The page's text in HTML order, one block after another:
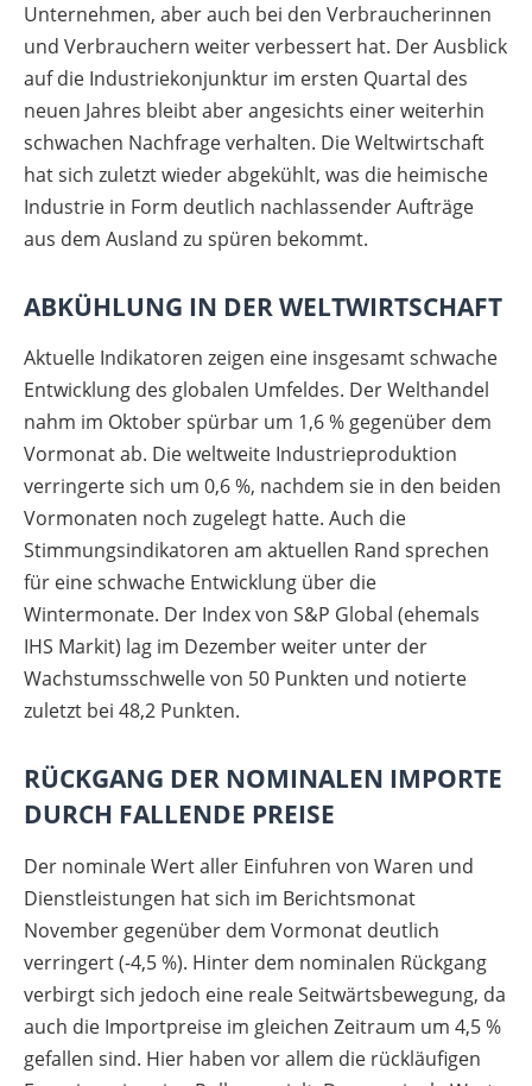
Unternehmen, aber auch bei den Verbraucherinnen
und Verbrauchern weiter verbessert hat. Der Ausblick
auf die Industriekonjunktur im ersten Quartal des
neuen Jahres bleibt aber angesichts einer weiterhin
schwachen Nachfrage verhalten. Die Weltwirtschaft
hat sich zuletzt wieder abgekühlt, was die heimische
Industrie in Form deutlich nachlassender Aufträge
aus dem Ausland zu spüren bekommt.
ABKÜHLUNG IN DER WELTWIRTSCHAFT
Aktuelle Indikatoren zeigen eine insgesamt schwache
Entwicklung des globalen Umfeldes. Der Welthandel
nahm im Oktober spürbar um 1,6 % gegenüber dem
Vormonat ab. Die weltweite Industrieproduktion
verringerte sich um 0,6 %, nachdem sie in den beiden
Vormonaten noch zugelegt hatte. Auch die
Stimmungsindikatoren am aktuellen Rand sprechen
für eine schwache Entwicklung über die
Wintermonate. Der Index von S&P Global (ehemals
IHS Markit) lag im Dezember weiter unter der
Wachstumsschwelle von 50 Punkten und notierte
zuletzt bei 48,2 Punkten.
RÜCKGANG DER NOMINALEN IMPORTE
DURCH FALLENDE PREISE
Der nominale Wert aller Einfuhren von Waren und
Dienstleistungen hat sich im Berichtsmonat
November gegenüber dem Vormonat deutlich
verringert (-4,5 %). Hinter dem nominalen Rückgang
verbirgt sich jedoch eine reale Seitwärtsbewegung, da
auch die Importpreise im gleichen Zeitraum um 4,5 %
gefallen sind. Hier haben vor allem die rückläufigen